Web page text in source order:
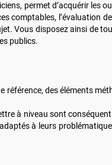
permet d’acquérir les
comptables, l’évaluation
Vous disposez ainsi de
publics.
référence, des éléments
à niveau sont
à leurs